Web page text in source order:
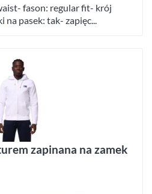
fason: regular fit- krój
pasek: tak- zapięc...
zapinana na zamek